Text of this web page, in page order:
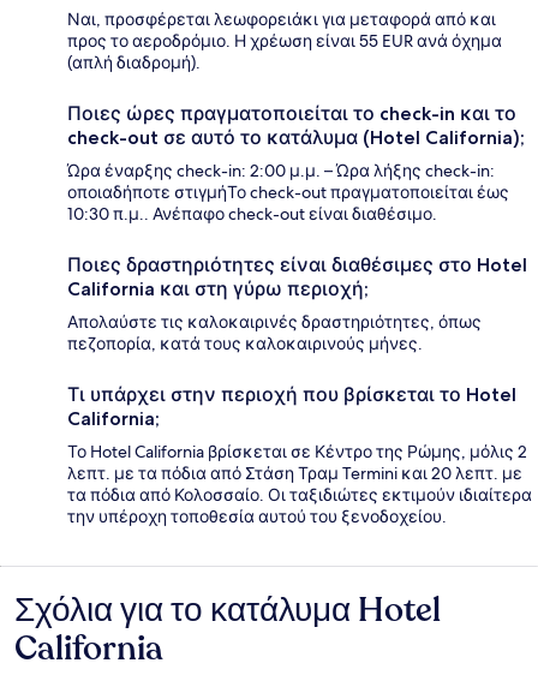
Ναι, προσφέρεται λεωφορειάκι για μεταφορά από και
προς το αεροδρόμιο. Η χρέωση είναι 55 EUR ανά όχημα
(απλή διαδρομή).
Ποιες ώρες πραγματοποιείται το check-in και το
check-out σε αυτό το κατάλυμα (Hotel California);
Ώρα έναρξης check-in: 2:00 μ.μ. – Ώρα λήξης check-in:
οποιαδήποτε στιγμήΤο check-out πραγματοποιείται έως
10:30 π.μ.. Ανέπαφο check-out είναι διαθέσιμο.
Ποιες δραστηριότητες είναι διαθέσιμες στο Hotel
California και στη γύρω περιοχή;
Απολαύστε τις καλοκαιρινές δραστηριότητες, όπως
πεζοπορία, κατά τους καλοκαιρινούς μήνες.
Τι υπάρχει στην περιοχή που βρίσκεται το Hotel
California;
Το Hotel California βρίσκεται σε Κέντρο της Ρώμης, μόλις 2
λεπτ. με τα πόδια από Στάση Τραμ Termini και 20 λεπτ. με
τα πόδια από Κολοσσαίο. Οι ταξιδιώτες εκτιμούν ιδιαίτερα
την υπέροχη τοποθεσία αυτού του ξενοδοχείου.
Σχόλια
Σχόλια για το κατάλυμα Hotel
California